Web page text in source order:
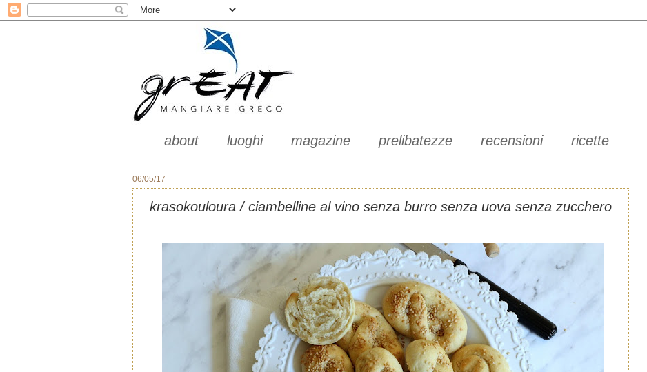
about luoghi magazine prelibatezze recensioni ricette
06/05/17
krasokouloura / ciambelline al vino senza burro senza uova senza zucchero